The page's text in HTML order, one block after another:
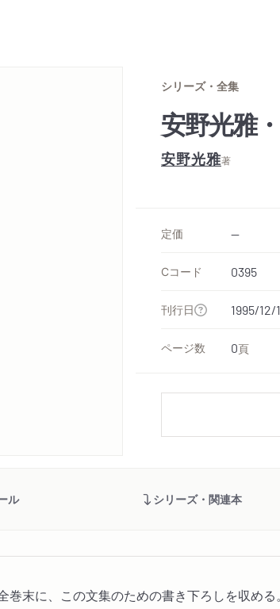
シリーズ・全集
安野光雅
安野光雅著
定価 --
Cコード 0395
刊行日 1995/12/
ページ数 0頁
ル シリーズ・関連本
末に、この文集のための書き下ろしを収める。